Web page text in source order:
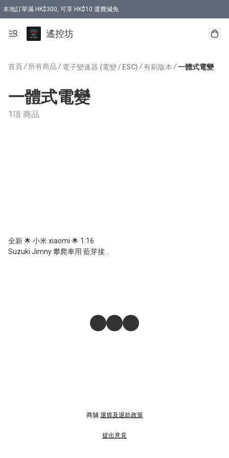
本地訂單滿 HK$300, 可享 HK$10 運費減免
購買 7.6V 6500mah 70C 電池 送 7.6V USB充電器
遙控坊
首頁/ 所有商品 / 電子變速器 (電變 / ESC) /有刷版本 /一體式電變
一體式電變
1項 商品
全新 🌟 小米 xiaomi 🌟 1:16
Suzuki Jimny 攀爬車用 藍芽接
商舖 退貨及退款政策
提出意見